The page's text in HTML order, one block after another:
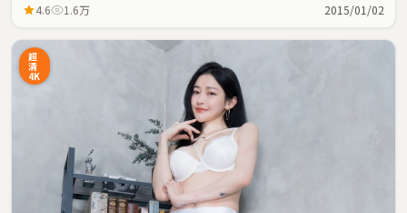
4.6 1.6万 2015/01/02
超
清
4K